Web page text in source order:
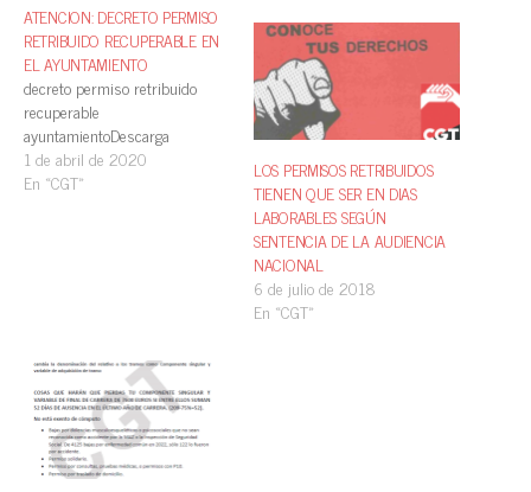
ATENCION: DECRETO PERMISO
RETRIBUIDO RECUPERABLE EN
EL AYUNTAMIENTO
decreto permiso retribuido
recuperable
ayuntamientoDescarga
1 de abril de 2020
En «CGT»
LOS PERMISOS RETRIBUIDOS
TIENEN QUE SER EN DIAS
LABORABLES SEGÚN
SENTENCIA DE LA AUDIENCIA
NACIONAL
6 de julio de 2018
En «CGT»